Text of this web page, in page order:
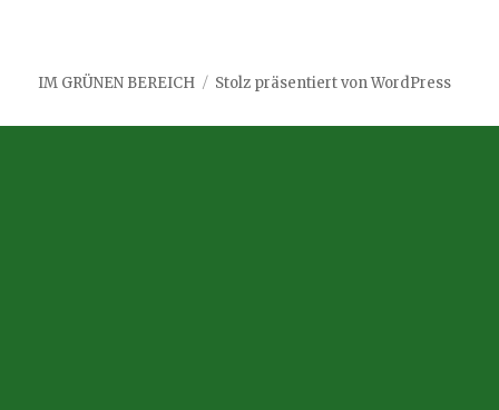
IM GRÜNEN BEREICH Stolz präsentiert von WordPress